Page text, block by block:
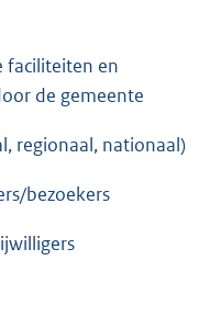
faciliteiten en
de gemeente
regionaal, nationaal)
bezoekers